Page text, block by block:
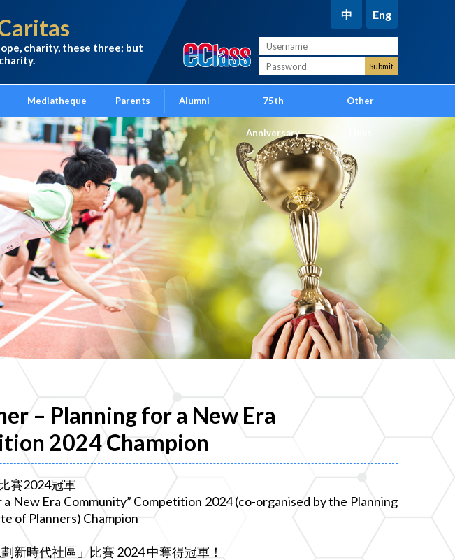
charity, these three; but
中 Eng
Mediatheque Parents Alumni 75th
Anniversary
Other
– Planning for a New Era
2024 Champion
賽2024冠軍
a New Era Community” Competition 2024 (co-organised by the Planning
of Planners) Champion
新時代社區」比賽 2024 中奪得冠軍！